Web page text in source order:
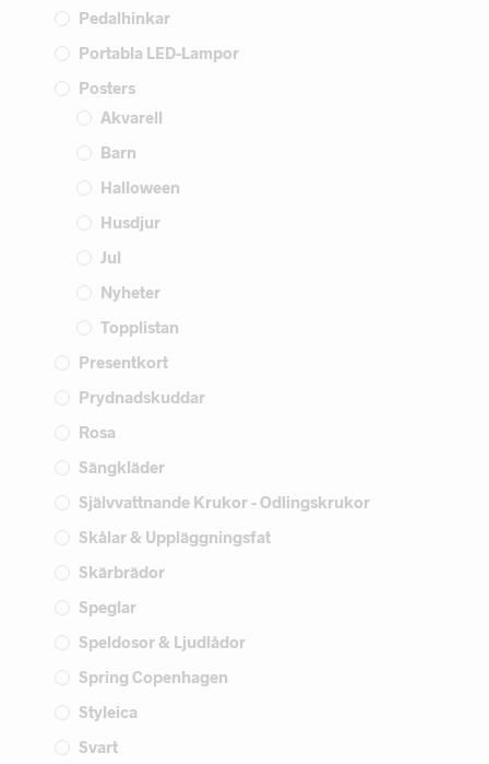
Pedalhinkar
Portabla LED-Lampor
Posters
Akvarell
Barn
Halloween
Husdjur
Jul
Nyheter
Topplistan
Presentkort
Prydnadskuddar
Rosa
Sängkläder
Självvattnande Krukor - Odlingskrukor
Skålar & Uppläggningsfat
Skärbrädor
Speglar
Speldosor & Ljudlådor
Spring Copenhagen
Styleica
Svart